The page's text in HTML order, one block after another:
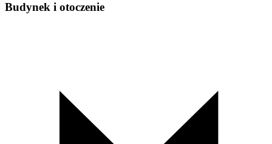
Budynek i otoczenie